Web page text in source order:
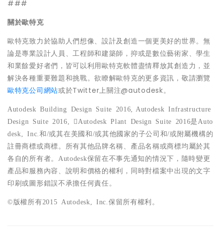
###
關於歐特克
歐特克致力於協助人們想像、設計及創造一個更美好的世界。無
論是專業設計人員、工程師和建築師，抑或是數位藝術家、學生
和業餘愛好者們，皆可以利用歐特克軟體盡情釋放其創造力，並
解決各種重要難題和挑戰。欲瞭解歐特克的更多資訊，敬請瀏覽
歐特克公司網站或於Twitter上關注@autodesk。
Autodesk Building Design Suite 2016,
Autodesk Infrastructure
Design Suite 2016,  Autodesk Plant Design Suite 2016是 Auto
desk, Inc. 和/或其在美國和/或其他國家的子公司和/或附屬機構的
註冊商標或商標。所有其他品牌名稱、產品名稱或商標均屬於其
各自的所有者。 Autodesk保留在不事先通知的情況下，隨時變更
產品和服務內容、說明和價格的權利，同時對檔案中出現的文字
印刷或圖形錯誤不承擔任何責任。
© 版權所有2015 Autodesk, Inc. 保留所有權利。